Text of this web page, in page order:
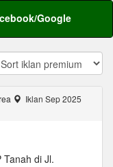
Google
Iklan Sep 2025
Tanah di Jl.